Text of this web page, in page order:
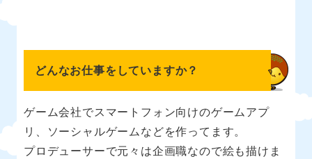
どんなお仕事をしていますか？
ゲーム会社でスマートフォン向けのゲームアプ
リ、ソーシャルゲームなどを作ってます。
プロデューサーで元々は企画職なので絵も描けま